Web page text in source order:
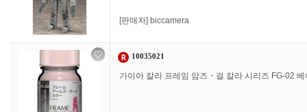
[판매자] biccamera
10035021
가이아 칼라 프레임 암즈・걸 칼라 시리즈 FG-02